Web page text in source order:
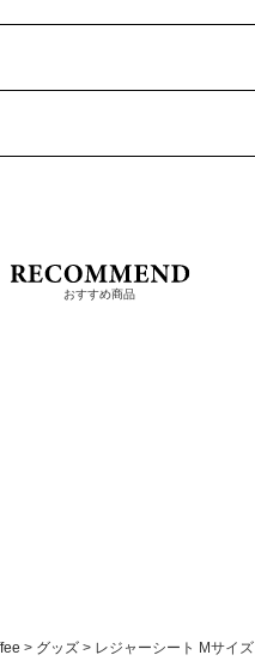
おすすめ商品
グッズ レジャーシート Mサイズ